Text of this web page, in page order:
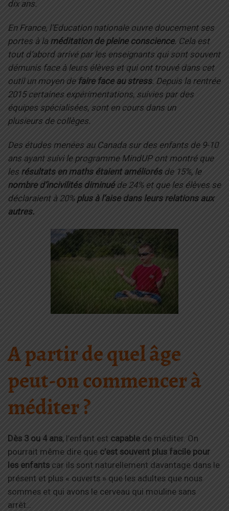
dix ans.
En France, l’Education nationale ouvre doucement ses
portes à la méditation de pleine conscience. Cela est
tout d’abord arrivé par les enseignants qui sont souvent
démunis face à leurs élèves et qui ont trouvé dans cet
outil un moyen de faire face au stress. Depuis la rentrée
2015 certaines expérimentations, suivies par des
équipes spécialisées, sont en cours dans un
plusieurs de collèges.
Des études menées au Canada sur des enfants de 9-10
ans ayant suivi le programme MindUP ont montré que
les résultats en maths étaient améliorésde 15%, le
nombre d’incivilités diminuéde 24% et que les élèves se
déclaraient à 20% plus à l’aise dans leurs relations aux
autres.
A partir de quel âge
peut-on commencer à
méditer ?
Dès 3 ou 4 ans, l’enfant est capable de méditer. On
pourrait même dire que c’est souvent plus facile pour
les enfants car ils sont naturellement davantage dans le
présent et plus « ouverts » que les adultes que nous
sommes et qui avons le cerveau qui mouline sans
arrêt…